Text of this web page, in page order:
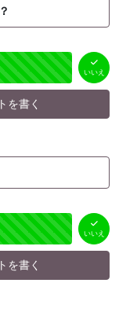
いいえ
を書く
いいえ
を書く